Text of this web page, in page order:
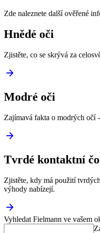
Zde naleznete další ověřené
Hnědé oči
Zjistěte, co se skrývá za
Modré oči
Zajímavá fakta o modrých očí
Tvrdé kontaktní
Zjistěte, kdy má použití
výhody nabízejí.
Vyhledat Fielmann ve vašem